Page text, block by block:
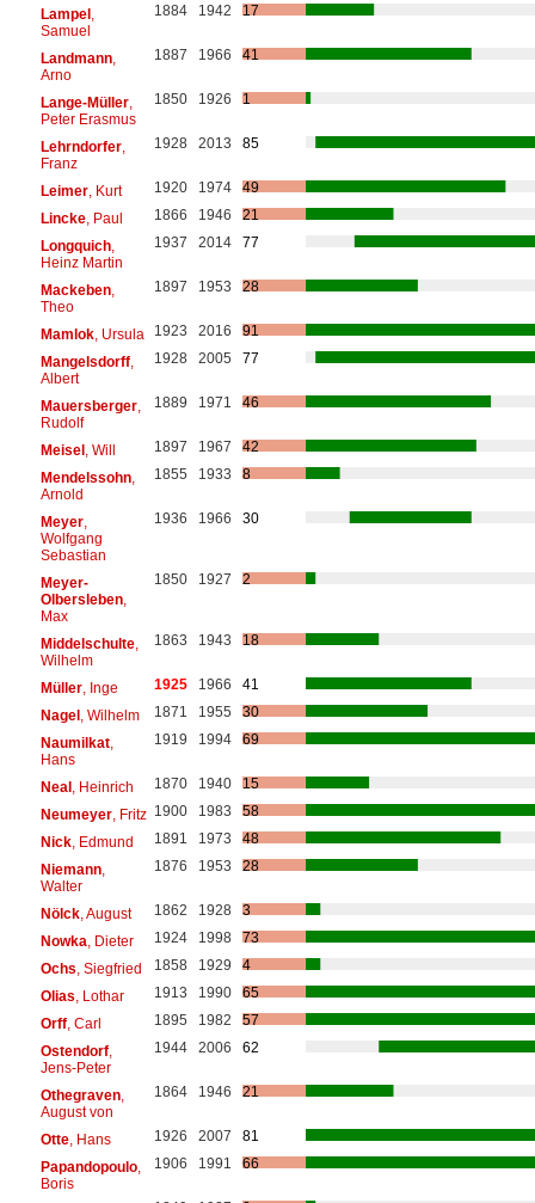
Lampel,
Samuel
1884 1942 17
Landmann,
Arno
1887 1966 41
Lange-Müller,
Peter Erasmus
1850 1926 1
Lehrndorfer,
Franz
1928 2013 85
Leimer, Kurt 1920 1974
49
Lincke, Paul 1866 1946
21
Longquich,
Heinz Martin
1937 2014 77
Mackeben,
Theo
1897 1953 28
Mamlok, Ursula 1923 2016
91
Mangelsdorff,
Albert
1928 2005 77
Mauersberger,
Rudolf
1889 1971 46
Meisel, Will 1897 1967
42
Mendelssohn,
Arnold
1855 1933 8
Meyer,
Wolfgang
Sebastian
1936 1966 30
Meyer-
Olbersleben,
Max
1850 1927 2
Middelschulte,
Wilhelm
1863 1943 18
Müller, Inge 1925 1966
41
Nagel, Wilhelm 1871 1955
30
Naumilkat,
Hans
1919 1994 69
Neal, Heinrich 1870 1940
15
Neumeyer, Fritz 1900 1983
58
Nick, Edmund 1891 1973
48
Niemann,
Walter
1876 1953 28
Nölck, August 1862 1928
3
Nowka , Dieter 1924 1998
73
Ochs , Siegfried 1858 1929
4
Olias , Lothar 1913 1990
65
Orff, Carl 1895 1982
57
Ostendorf,
Jens-Peter
1944 2006 62
Othegraven,
August von
1864 1946 21
Otte, Hans 1926 2007
81
Papandopoulo,
Boris
1906 1991 66